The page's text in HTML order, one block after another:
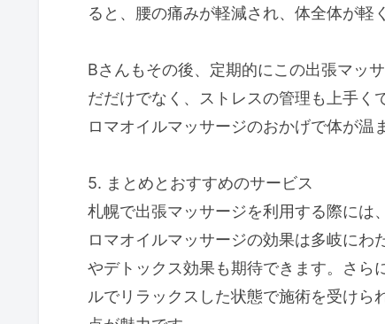
ると、腰の痛みが軽減され、体全体が軽
Bさんもその後、定期的にこの出張マッ
だだけでなく、ストレスの管理も上手く
ロマオイルマッサージのおかげで体が温
5. まとめとおすすめのサービス
札幌で出張マッサージを利用する際には
ロマオイルマッサージの効果は多岐に
やデトックス効果も期待できます。さら
ルでリラックスした状態で施術を受けら